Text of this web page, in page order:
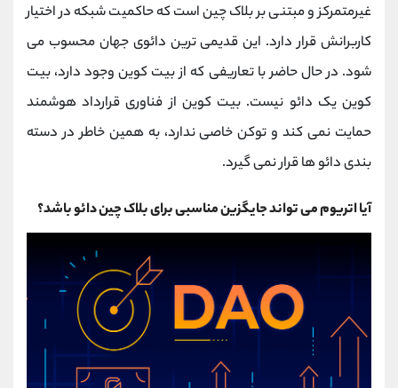
غیرمتمرکز و مبتنی بر بلاک چین است که حاکمیت شبکه در اختیار
کاربرانش قرار دارد. این قدیمی ترین دائوی جهان محسوب می
شود. در حال حاضر با تعاریفی که از بیت کوین وجود دارد، بیت
کوین یک دائو نیست. بیت کوین از فناوری قرارداد هوشمند
حمایت نمی کند و توکن خاصی ندارد، به همین خاطر در دسته
بندی دائو ها قرار نمی گیرد.
آیا اتریوم می تواند جایگزین مناسبی برای بلاک چین دائو باشد؟